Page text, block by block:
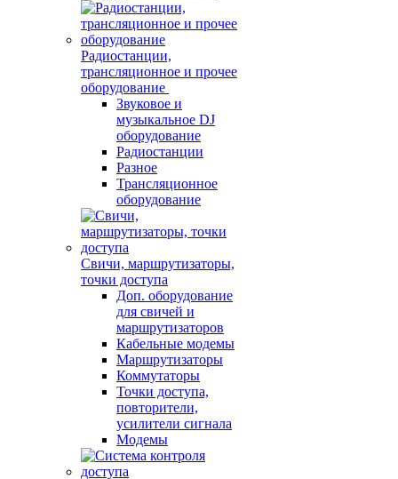
Радиостанции,
трансляционное и прочее
оборудование
Звуковое и
музыкальное DJ
оборудование
Радиостанции
Разное
Трансляционное
оборудование
Свичи, маршрутизаторы,
точки доступа
Доп. оборудование
для свичей и
маршрутизаторов
Кабельные модемы
Маршрутизаторы
Коммутаторы
Точки доступа,
повторители,
усилители сигнала
Модемы